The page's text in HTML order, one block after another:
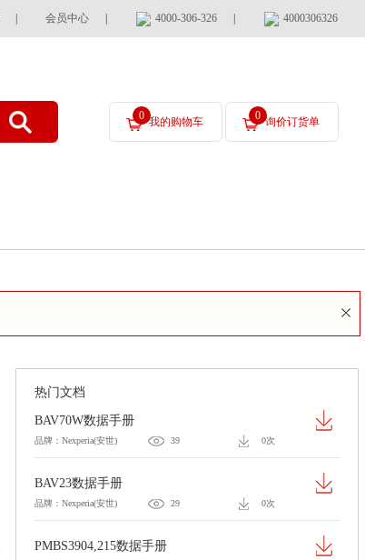
会员中心 4000-306-326 4000306326
0 我的购物车 0 询价订货单
热门文档
BAV70W数据手册
品牌：Nexperia(安世) 39 0次
BAV23数据手册
品牌：Nexperia(安世) 29 0次
PMBS3904,215数据手册